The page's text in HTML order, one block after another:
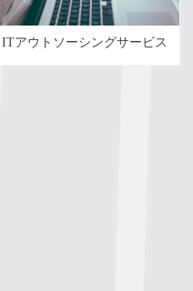
ITアウトソーシングサービス